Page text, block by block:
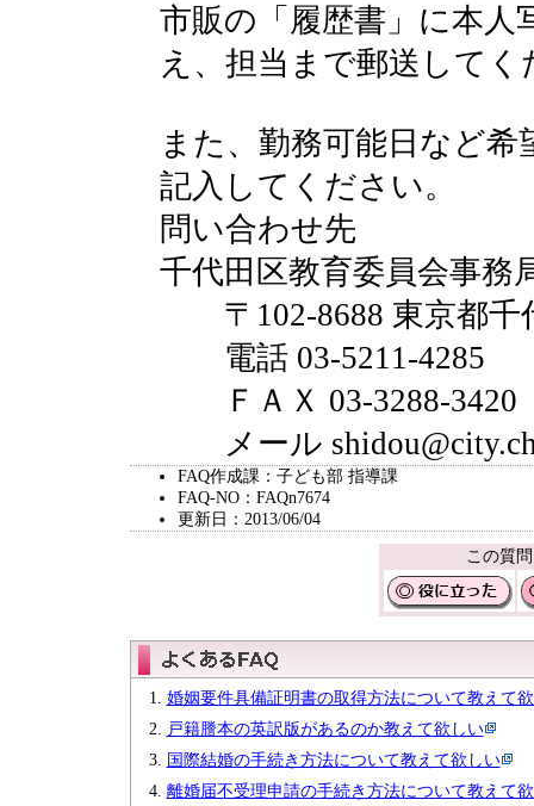
市販の「履歴書」に本人
え、担当まで郵送してく
また、勤務可能日など
記入してください。
問い合わせ先
千代田区教育委員会事務
〒102-8688 東京都千
電話 03-5211-4285
ＦＡＸ 03-3288-3420
メール
FAQ作成課：子ども部 指導課
FAQ-NO：FAQn7674
更新日：2013/06/04
この質
婚姻要件具備証明書の取得方法について教えて
戸籍謄本の英訳版があるのか教えて欲しい
国際結婚の手続き方法について教えて欲しい
離婚届不受理申請の手続き方法について教えて